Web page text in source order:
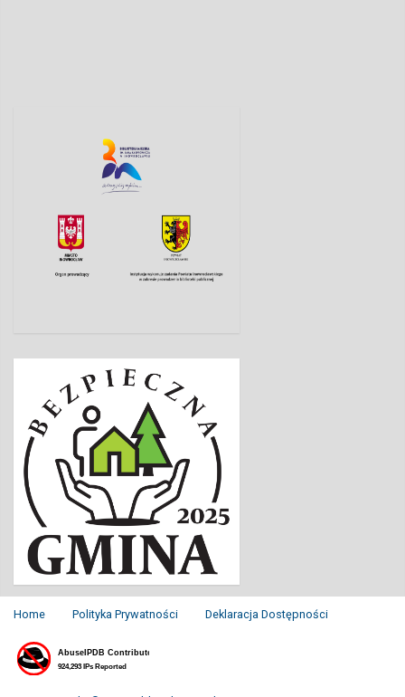
Home Polityka Prywatności Deklaracja Dostępności